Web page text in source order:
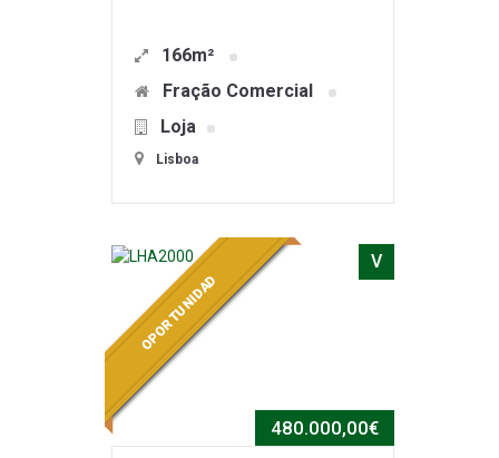
166m²
Fração Comercial
Loja
Lisboa
V
480.000,00€
OPORTUNIDAD